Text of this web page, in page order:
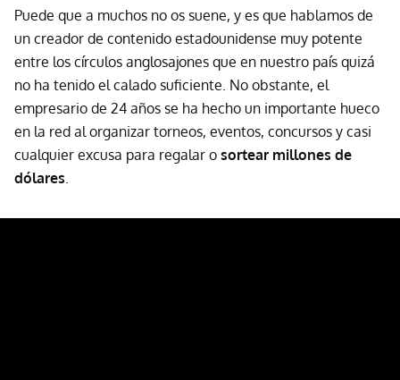
Puede que a muchos no os suene, y es que hablamos de
un creador de contenido estadounidense muy potente
entre los círculos anglosajones que en nuestro país quizá
no ha tenido el calado suficiente. No obstante, el
empresario de 24 años se ha hecho un importante hueco
en la red al organizar torneos, eventos, concursos y casi
cualquier excusa para regalar o sortear millones de
dólares